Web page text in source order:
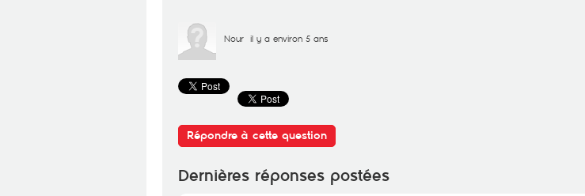
Nour il y a environ 5 ans
Répondre à cette question
Dernières réponses postées